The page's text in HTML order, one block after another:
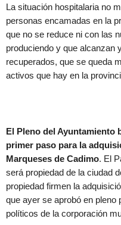
La situación hospitalaria no
personas encamadas en la
que no se reduce ni con las
produciendo y que alcanzan
recuperados, que se queda
activos que hay en la
El Pleno del Ayuntamiento
primer paso para la
Marqueses de Cadimo. El
será propiedad de la ciudad
propiedad firmen la
que ayer se aprobó en pleno
políticos de la corporación